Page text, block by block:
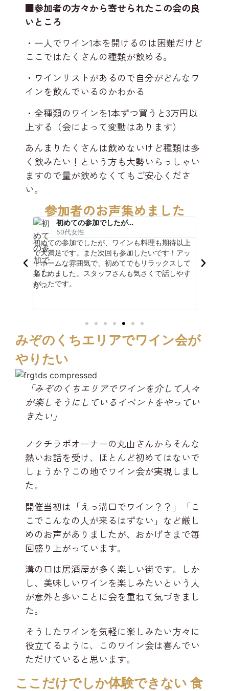
■参加者の方々から寄せられたこの会の良
いところ
・一人でワイン1本を開けるのは困難だけど
ここではたくさんの種類が飲める。
・ワインリストがあるので自分がどんなワ
インを飲んでいるのかわかる
・全種類のワインを1本ずつ買うと3万円以
上する（会によって変動はあります）
あんまりたくさんは飲めないけど種類は多
く飲みたい！という方も大勢いらっしゃい
ますので量が飲めなくてもご安心くださ
い。
参加者のお声集めました​
初めての参加でしたが…
50代女性
初めての参加でしたが、ワインも料理も期待以上
で大満足です。また次回も参加したいです！アッ
トホームな雰囲気で、初めてでもリラックスして
楽しめました。スタッフさんも気さくで話しやす
かったです。
も参加
みぞのくちエリアでワイン会が
やりたい​
「みぞのくちエリアでワインを介して人々
が楽しそうにしているイベントをやってい
きたい」
ノクチラボオーナーの丸山さんからそんな
熱いお話を受け、ほとんど初めてはないで
しょうか？この地でワイン会が実現しまし
た。
開催当初は「えっ溝口でワイン？？」「こ
こでこんなの人が来るはずない」など厳し
めのお声がありましたが、おかげさまで毎
回盛り上がっています。
溝の口は居酒屋が多く楽しい街です。しか
し、美味しいワインを楽しみたいという人
が意外と多いことに会を重ねて気づきまし
た。
そうしたワインを気軽に楽しみたい方々に
役立てるように、このワイン会は喜んでい
ただけていると思います。
ここだけでしか体験できない 食